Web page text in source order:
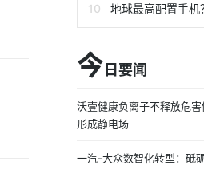
地球最高配置手机？小米9配
今 日要闻
沃壹健康负离子不释放危
形成静电场
一汽-大众数智化转型：砥